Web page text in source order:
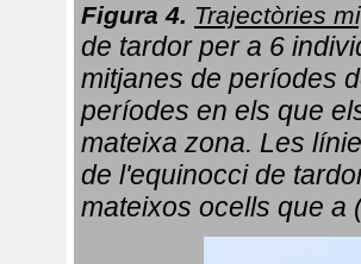
Figura 4. Trajectòries
de tardor per a 6
mitjanes de períodes
períodes en els que
mateixa zona. Les
de l'equinocci de
mateixos ocells que a